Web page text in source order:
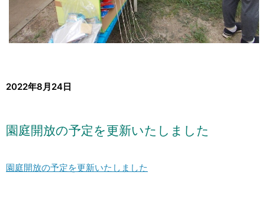
2022年8月24日
園庭開放の予定を更新いたしました
園庭開放の予定を更新いたしました